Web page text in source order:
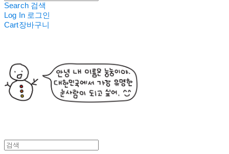
Search 검색
Log In 로그인
Cart장바구니